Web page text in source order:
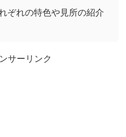
ぞれの特色や見所の紹介
サーリンク